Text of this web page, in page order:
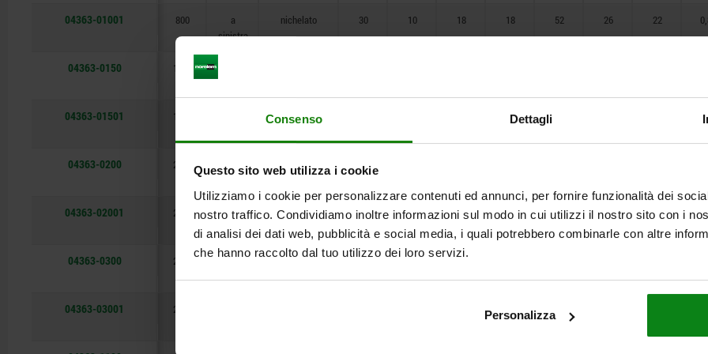
Consenso Dettagli
Questo sito web utilizza i cookie
Utilizziamo i cookie per personalizzare contenuti ed annunci, per fornire funzionalità dei
nostro traffico. Condividiamo inoltre informazioni sul modo in cui utilizzi il nostro sito con i
di analisi dei dati web, pubblicità e social media, i quali potrebbero combinarle con altre
che hanno raccolto dal tuo utilizzo dei loro servizi.
Personalizza
04363-01001 800
a
sinistra
nichelato 30 10 18 18 52 26 22
04363-0150 1500
sinistra
04363-01501 1500 nichelato 23 1
04363-0200 2100 brunito 50
04363-02001 2100
a
sinistra
nichelato 50 18 30 30 87 45 37
04363-0300 2800
a
sinistra
brunito 60 22 40
04363-03001 2800